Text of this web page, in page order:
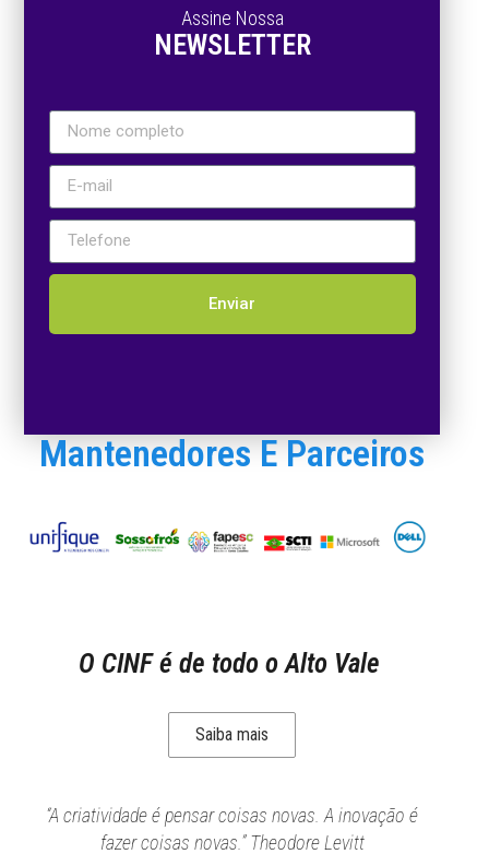
Assine Nossa
NEWSLETTER
Enviar
Mantenedores E Parceiros
O CINF é de todo o Alto Vale
Saiba mais
“A criatividade é pensar coisas novas. A inovação é
fazer coisas novas.” Theodore Levitt